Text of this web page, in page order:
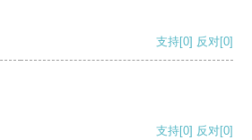
支持[0] 反对[0]
支持[0] 反对[0]